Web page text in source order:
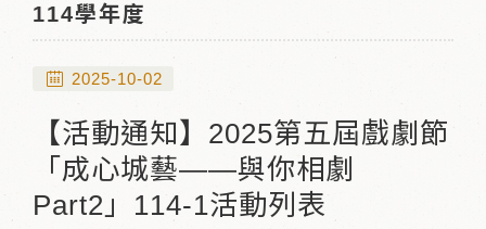
114學年度
2025-10-02
【活動通知】2025第五屆戲劇節
「成心城藝——與你相劇
Part2」114-1活動列表